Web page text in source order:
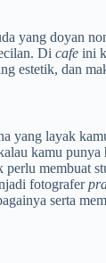
yang doyan
Di cafe ini
estetik, dan
yang layak
kamu
perlu membuat
fotografer
serta